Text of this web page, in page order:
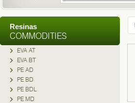
Resinas
COMMODITIES
EVA AT
EVA BT
PE AD
PE BD
PE BDL
PE MD